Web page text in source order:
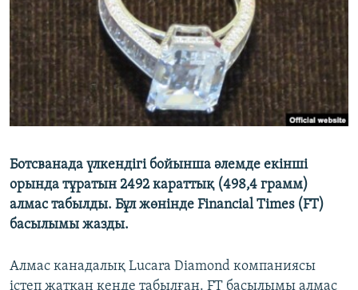
Ботсванада үлкендігі бойынша әлемде екінші
орында тұратын 2492 караттық (498,4 грамм)
алмас табылды. Бұл жөнінде Financial Times (FT)
басылымы жазды.
Алмас канадалық Lucara Diamond компаниясы
істеп жатқан кенде табылған. FT басылымы алмас